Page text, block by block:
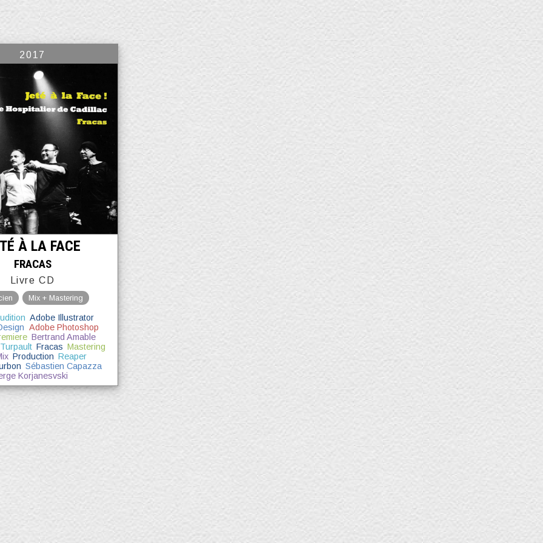
2017
À LA FACE
FRACAS
Livre CD
Mix + Mastering
Adobe Illustrator
Adobe Photoshop
Bertrand Amable
Fracas Mastering
Production Reaper
Sébastien Capazza
Korjanesvski